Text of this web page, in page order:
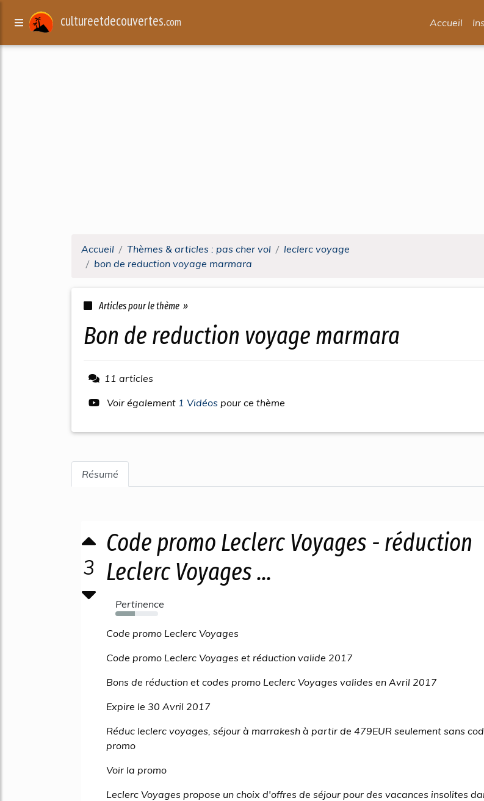
cultureetdecouvertes.com Accueil
Accueil Thèmes & articles : pas cher vol
leclerc voyage
bon de reduction voyage marmara
Articles pour le thème »
bon de reduction voyage marmara
11 articles
Voir également 1 Vidéos pour ce thème
Résumé
3
Code promo Leclerc Voyages - réduction
Leclerc Voyages ...
Pertinence
46%
Code promo Leclerc Voyages
Code promo Leclerc Voyages et réduction valide 2017
Bons de réduction et codes promo Leclerc Voyages valides en Avril 2017
Expire le 30 Avril 2017
Réduc leclerc voyages, séjour à marrakesh à partir de 479EUR seulement sans
promo
Voir la promo
Leclerc Voyages propose un choix d'offres de séjour pour des vacances insolites